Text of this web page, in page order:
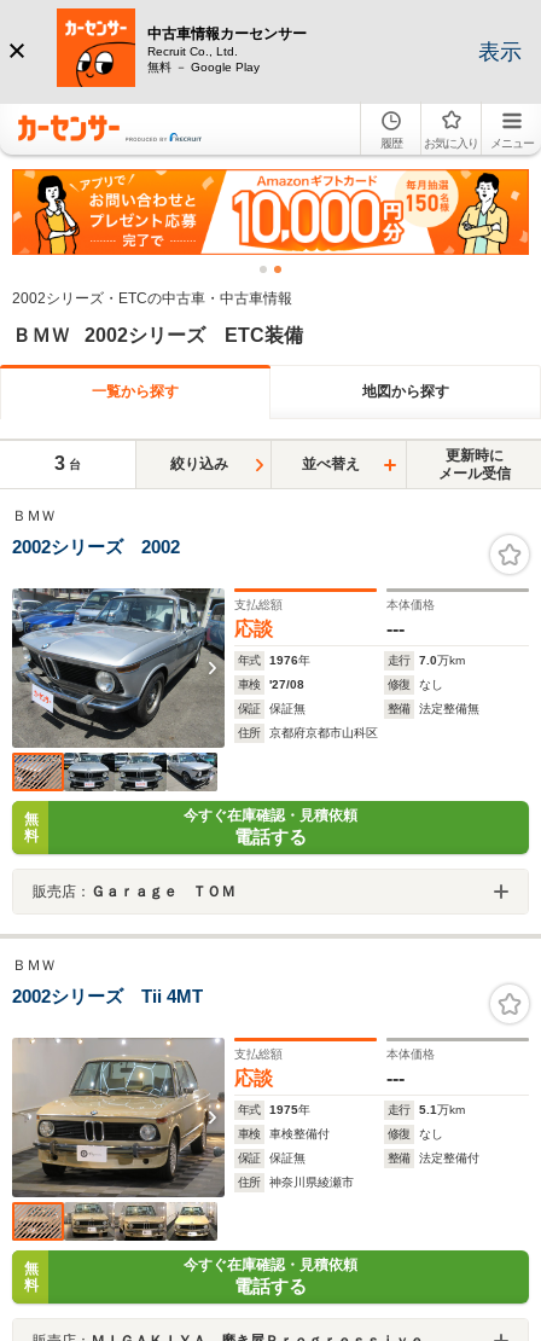
中古車情報カーセンサー
Recruit Co., Ltd.
無料 － Google Play
表示
履歴 お気に入り メニュー
2002シリーズ・ETCの中古車・中古車情報
ＢＭＷ 2002シリーズ ETC装備
一覧から探す 地図から探す
3 台 絞り込み 並べ替え
更新時に
メール受信
ＢＭＷ
2002シリーズ 2002
支払総額
応談
本体価格
---
年式 1976年 走行 7.0万km
車検
'27/08 修復
なし
保証
保証無 整備
法定整備無
住所
京都府京都市山科区
無
料
今すぐ在庫確認・見積依頼
電話する
販売店： Ｇａｒａｇｅ ＴＯＭ
ＢＭＷ
2002シリーズ Tii 4MT
支払総額
応談
本体価格
---
年式 1975年 走行 5.1万km
車検
車検整備付 修復
なし
保証
保証無 整備
法定整備付
住所
神奈川県綾瀬市
無
料
今すぐ在庫確認・見積依頼
電話する